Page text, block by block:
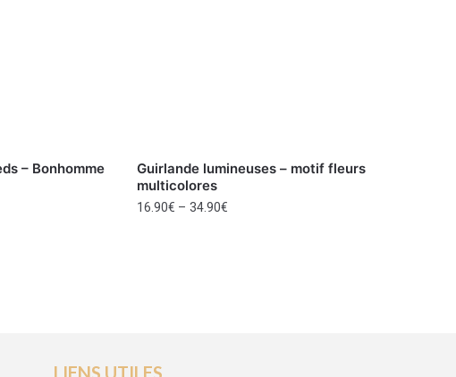
– Bonhomme
Guirlande lumineuses – motif fleurs
multicolores
16.90€ – 34.90€
LIENS UTILES